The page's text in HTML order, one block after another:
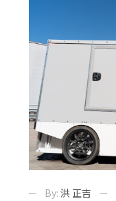
By: 洪 正吉